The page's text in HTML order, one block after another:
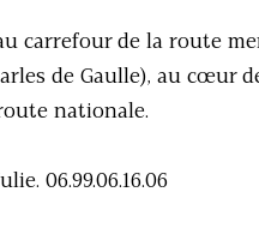
carrefour de la route
de Gaulle), au cœur
nationale.
06.99.06.16.06